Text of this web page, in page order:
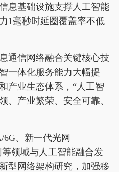
息基础设施支撑人工智能
1毫秒时延圈覆盖率不低
通信网络融合关键核心技
一体化服务能力大幅提
产业生态体系，“人工智
、产业繁荣、安全可靠、
6G、新一代光网
领域与人工智能融合发
型网络架构研究，加强移